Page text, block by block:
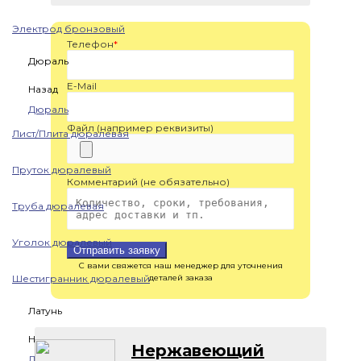
Электрод бронзовый
Дюраль
Назад
Дюраль
Лист/Плита дюралевая
Пруток дюралевый
Труба дюралевая
Уголок дюралевый
Шестигранник дюралевый
Латунь
Назад
Телефон*
E-Mail
Файл (например реквизиты)
Комментарий (не обязательно)
Отправить заявку
С вами свяжется наш менеджер для уточнения
деталей заказа
Нержавеющий